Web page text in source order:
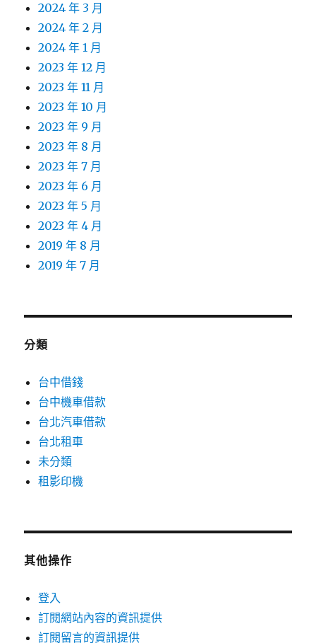
2024 年 3 月
2024 年 2 月
2024 年 1 月
2023 年 12 月
2023 年 11 月
2023 年 10 月
2023 年 9 月
2023 年 8 月
2023 年 7 月
2023 年 6 月
2023 年 5 月
2023 年 4 月
2019 年 8 月
2019 年 7 月
分類
台中借錢
台中機車借款
台北汽車借款
台北租車
未分類
租影印機
其他操作
登入
訂閱網站內容的資訊提供
訂閱留言的資訊提供